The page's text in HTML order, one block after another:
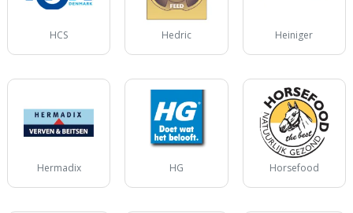
HCS Hedric Heiniger
Hermadix HG Horsefood